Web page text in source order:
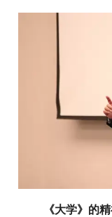
《大学》的